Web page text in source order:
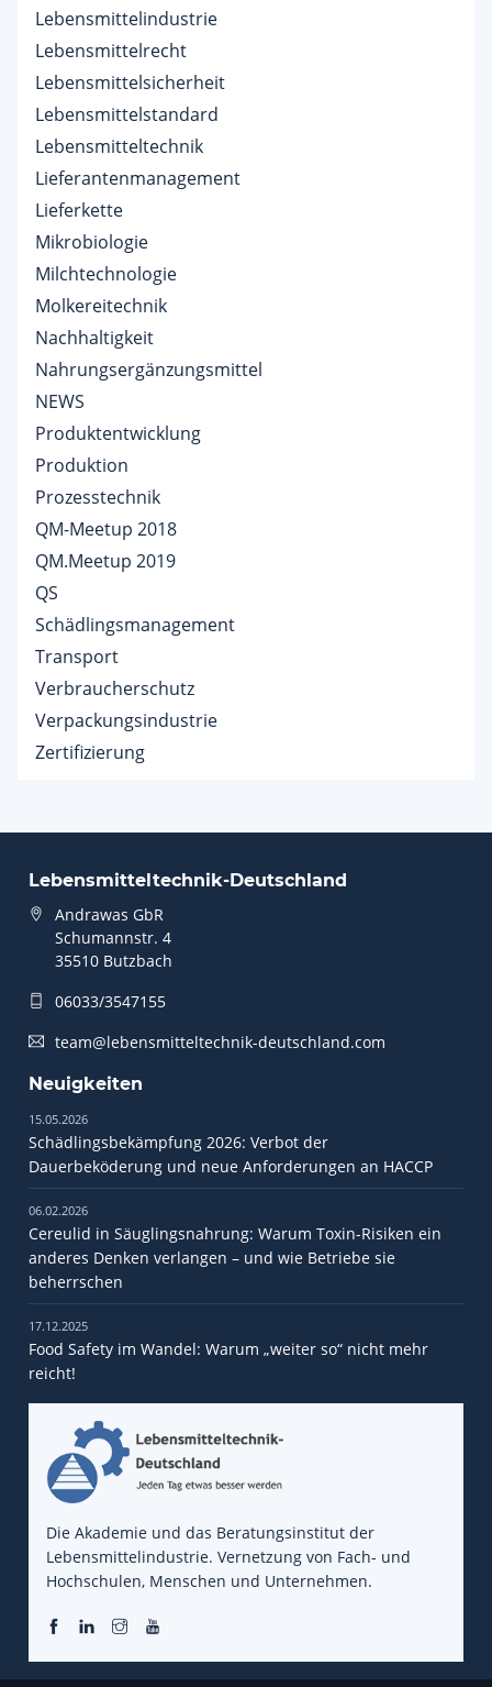
Lebensmittelindustrie
Lebensmittelrecht
Lebensmittelsicherheit
Lebensmittelstandard
Lebensmitteltechnik
Lieferantenmanagement
Lieferkette
Mikrobiologie
Milchtechnologie
Molkereitechnik
Nachhaltigkeit
Nahrungsergänzungsmittel
NEWS
Produktentwicklung
Produktion
Prozesstechnik
QM-Meetup 2018
QM.Meetup 2019
QS
Schädlingsmanagement
Transport
Verbraucherschutz
Verpackungsindustrie
Zertifizierung
Lebensmitteltechnik-Deutschland
Andrawas GbR
Schumannstr. 4
35510 Butzbach
06033/3547155
team@lebensmitteltechnik-deutschland.com
Neuigkeiten
15.05.2026
Schädlingsbekämpfung 2026: Verbot der
Dauerbeköderung und neue Anforderungen an HACCP
06.02.2026
Cereulid in Säuglingsnahrung: Warum Toxin-Risiken ein
anderes Denken verlangen – und wie Betriebe sie
beherrschen
17.12.2025
Food Safety im Wandel: Warum „weiter so“ nicht mehr
reicht!
Die Akademie und das Beratungsinstitut der
Lebensmittelindustrie. Vernetzung von Fach- und
Hochschulen, Menschen und Unternehmen.